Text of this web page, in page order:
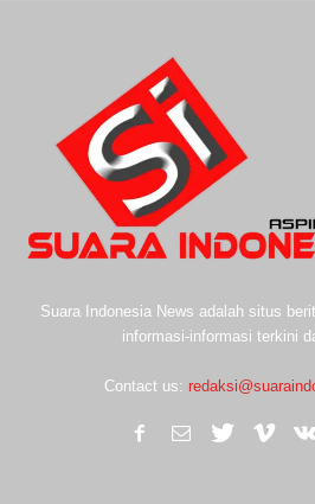
Suara Indonesia News adalah situs
informasi-informasi terkini
Contact us: